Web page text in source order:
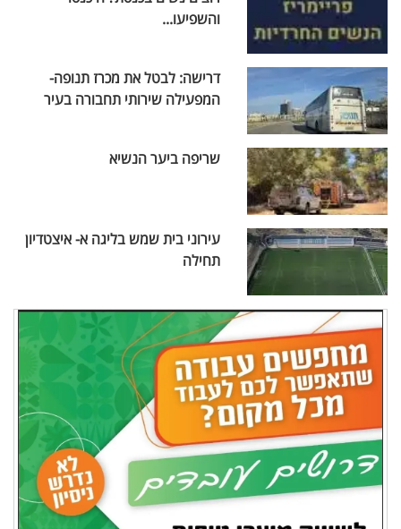
והשפיעו...
דרישה: לבטל את מכרז תנופה-
המפעילה שירותי תחבורה בעיר
שריפה ביער הנשיא
עירוני בית שמש בליגה א- איצטדיון
תחילה